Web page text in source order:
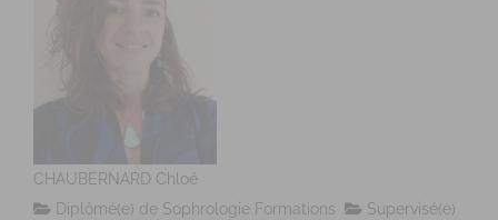
CHAUBERNARD Chloé
Diplômé(e) de Sophrologie Formations
Supervisé(e)